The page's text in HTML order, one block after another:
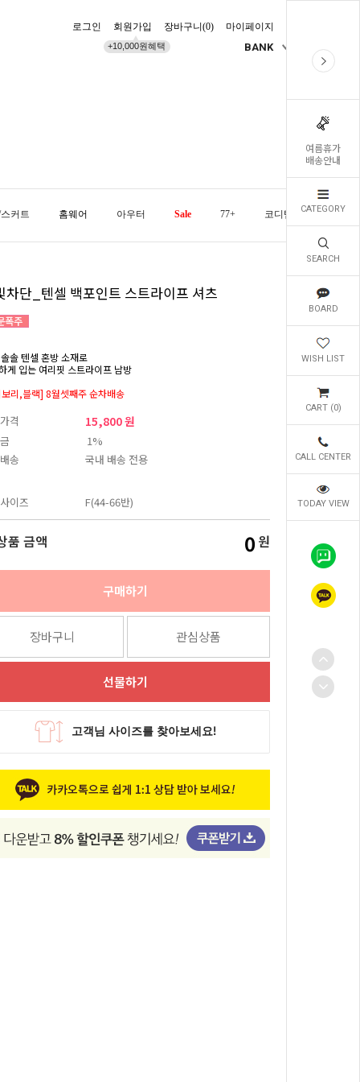
여름휴가
배송안내
CATEGORY
SEARCH
BOARD
WISH LIST
CART (0)
CALL CENTER
TODAY VIEW
로그인 회원가입
+10,000원혜택
장바구니(0) 마이페이지
BANK
커트 홈웨어 아우터 Sale 77+ 코디템 오늘발송
차단_텐셀 백포인트 스트라이프 셔츠
솔 텐셀 혼방 소재로
게 입는 여리핏 스트라이프 남방
리,블랙] 8월셋째주 순차배송
격 15,800 원
1%
송
국내 배송 전용
이즈 F(44-66반)
품 금액 0 원
구매하기
장바구니 관심상품
선물하기